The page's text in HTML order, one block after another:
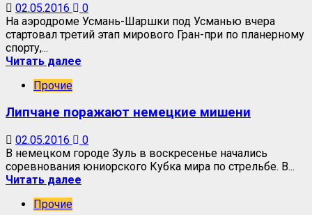
02.05.2016
0
На аэродроме Усмань-Шаршки под Усманью вчера
стартовал третий этап мирового Гран-при по планерному
спорту,...
Читать далее
Прочие
Липчане поражают немецкие мишени
02.05.2016
0
В немецком городе Зуль в воскресенье начались
соревнования юниорского Кубка мира по стрельбе. В...
Читать далее
Прочие